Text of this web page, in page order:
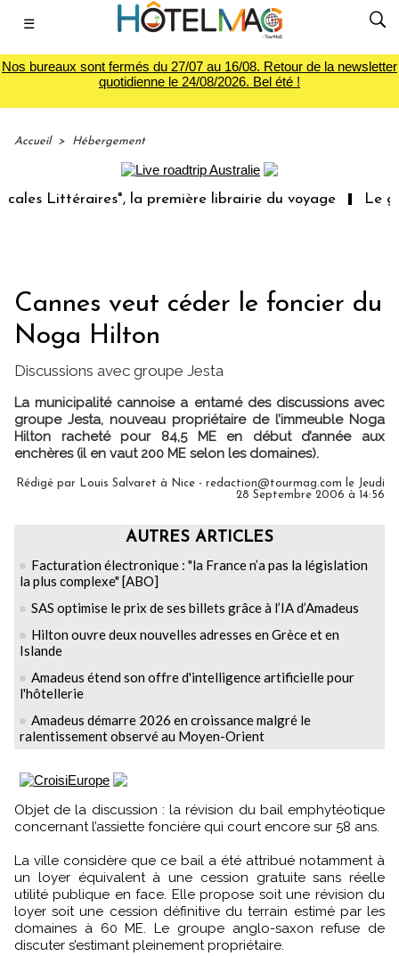
☰
Nos bureaux sont fermés du 27/07 au 16/08. Retour de la newsletter
quotidienne le 24/08/2026. Bel été !
Accueil > Hébergement
Littéraires", la première librairie du voyage Le
Cannes veut céder le foncier du
Noga Hilton
Discussions avec groupe Jesta
La municipalité cannoise a entamé des discussions avec
groupe Jesta, nouveau propriétaire de l’immeuble Noga
Hilton racheté pour 84,5 ME en début d’année aux
enchères (il en vaut 200 ME selon les domaines).
Rédigé par Louis Salvaret à Nice - redaction@tourmag.com le Jeudi
28 Septembre 2006 à 14:56
AUTRES ARTICLES
Facturation électronique : "la France n’a pas la législation
la plus complexe" [ABO]
SAS optimise le prix de ses billets grâce à l’IA d’Amadeus
Hilton ouvre deux nouvelles adresses en Grèce et en
Islande
Amadeus étend son offre d'intelligence artificielle pour
l'hôtellerie
Amadeus démarre 2026 en croissance malgré le
ralentissement observé au Moyen-Orient
Objet de la discussion : la révision du bail emphytéotique
concernant l’assiette foncière qui court encore sur 58 ans.
La ville considère que ce bail a été attribué notamment à
un loyer équivalent à une cession gratuite sans réelle
utilité publique en face. Elle propose soit une révision du
loyer soit une cession définitive du terrain estimé par les
domaines à 60 ME. Le groupe anglo-saxon refuse de
discuter s’estimant pleinement propriétaire.